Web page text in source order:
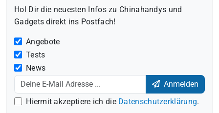
Hol Dir die neuesten Infos zu Chinahandys und
Gadgets direkt ins Postfach!
Angebote
Tests
News
Anmelden
Hiermit akzeptiere ich die Datenschutzerklärung.